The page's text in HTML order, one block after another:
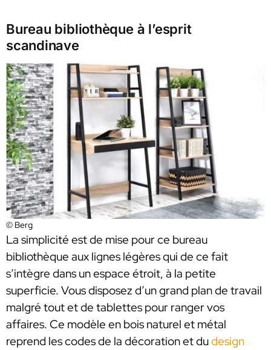
Bureau bibliothèque à l’esprit
scandinave
© Berg
La simplicité est de mise pour ce bureau
bibliothèque aux lignes légères qui de ce fait
s’intègre dans un espace étroit, à la petite
superficie. Vous disposez d’un grand plan de travail
malgré tout et de tablettes pour ranger vos
affaires. Ce modèle en bois naturel et métal
reprend les codes de la décoration et dudesign